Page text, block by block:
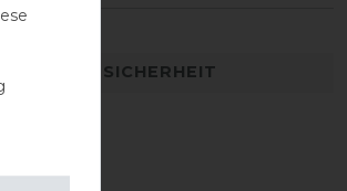
PRODUKTSICHERHEIT